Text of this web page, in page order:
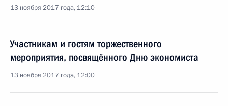
13 ноября 2017 года, 12:10
Участникам и гостям торжественного
мероприятия, посвящённого Дню экономиста
13 ноября 2017 года, 12:00